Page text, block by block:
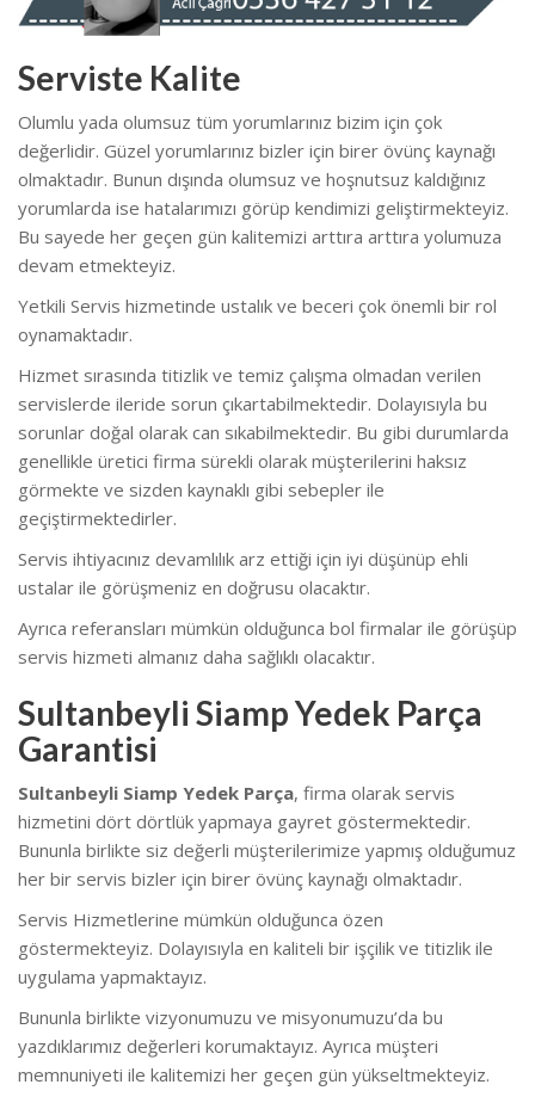
Serviste Kalite
Olumlu yada olumsuz tüm yorumlarınız bizim için çok
değerlidir. Güzel yorumlarınız bizler için birer övünç kaynağı
olmaktadır. Bunun dışında olumsuz ve hoşnutsuz kaldığınız
yorumlarda ise hatalarımızı görüp kendimizi geliştirmekteyiz.
Bu sayede her geçen gün kalitemizi arttıra arttıra yolumuza
devam etmekteyiz.
Yetkili Servis hizmetinde ustalık ve beceri çok önemli bir rol
oynamaktadır.
Hizmet sırasında titizlik ve temiz çalışma olmadan verilen
servislerde ileride sorun çıkartabilmektedir. Dolayısıyla bu
sorunlar doğal olarak can sıkabilmektedir. Bu gibi durumlarda
genellikle üretici firma sürekli olarak müşterilerini haksız
görmekte ve sizden kaynaklı gibi sebepler ile
geçiştirmektedirler.
Servis ihtiyacınız devamlılık arz ettiği için iyi düşünüp ehli
ustalar ile görüşmeniz en doğrusu olacaktır.
Ayrıca referansları mümkün olduğunca bol firmalar ile görüşüp
servis hizmeti almanız daha sağlıklı olacaktır.
Sultanbeyli Siamp Yedek Parça
Garantisi
Sultanbeyli Siamp Yedek Parça, firma olarak servis
hizmetini dört dörtlük yapmaya gayret göstermektedir.
Bununla birlikte siz değerli müşterilerimize yapmış olduğumuz
her bir servis bizler için birer övünç kaynağı olmaktadır.
Servis Hizmetlerine mümkün olduğunca özen
göstermekteyiz. Dolayısıyla en kaliteli bir işçilik ve titizlik ile
uygulama yapmaktayız.
Bununla birlikte vizyonumuzu ve misyonumuzu’da bu
yazdıklarımız değerleri korumaktayız. Ayrıca müşteri
memnuniyeti ile kalitemizi her geçen gün yükseltmekteyiz.